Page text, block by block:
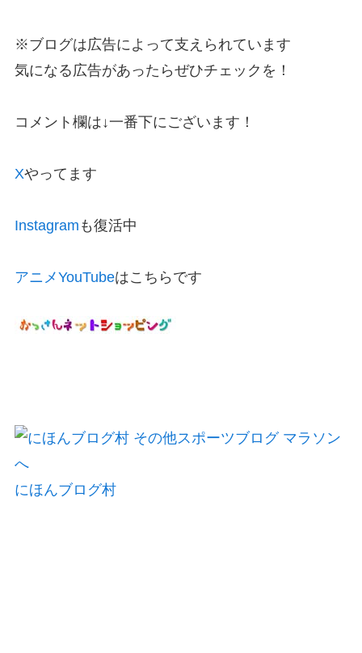
※ブログは広告によって支えられています
気になる広告があったらぜひチェックを！
コメント欄は↓一番下にございます！
Xやってます
Instagram も復活中
アニメYouTubeはこちらです
にほんブログ村